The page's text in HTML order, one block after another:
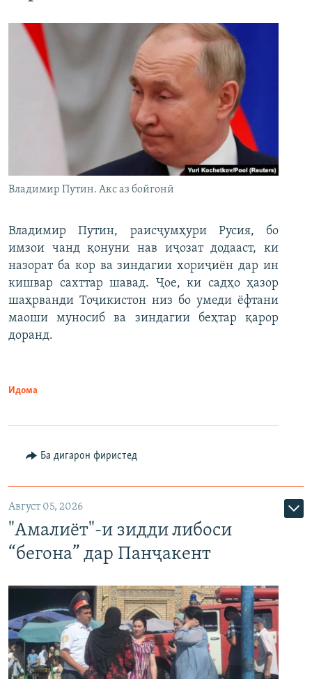
Владимир Путин. Акс аз бойгонӣ
Владимир Путин, раисҷумҳури Русия, бо
имзои чанд қонуни нав иҷозат додааст, ки
назорат ба кор ва зиндагии хориҷиён дар ин
кишвар сахттар шавад. Ҷое, ки садҳо ҳазор
шаҳрванди Тоҷикистон низ бо умеди ёфтани
маоши муносиб ва зиндагии беҳтар қарор
доранд.
Идома
Ба дигарон фиристед
Август 05, 2026
"Амалиёт"-и зидди либоси
“бегона” дар Панҷакент